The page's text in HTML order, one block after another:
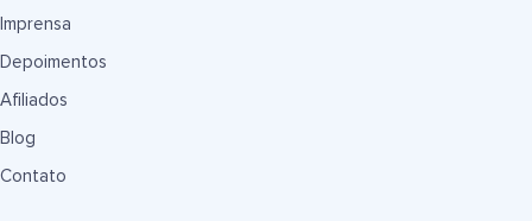
Imprensa
Depoimentos
Afiliados
Blog
Contato